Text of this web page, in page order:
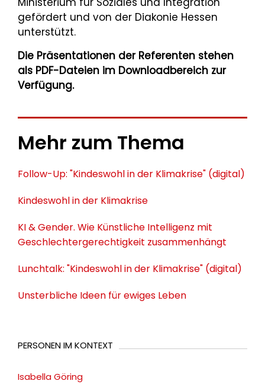
gefördert und von der Diakonie Hessen
unterstützt.
Die Präsentationen der Referenten stehen
als PDF-Dateien im Downloadbereich zur
Verfügung.
Mehr zum Thema
Follow-Up: "Kindeswohl in der Klimakrise" (digital)
Kindeswohl in der Klimakrise
KI & Gender. Wie Künstliche Intelligenz mit
Geschlechtergerechtigkeit zusammenhängt
Lunchtalk: "Kindeswohl in der Klimakrise" (digital)
Unsterbliche Ideen für ewiges Leben
PERSONEN IM KONTEXT
Isabella Göring